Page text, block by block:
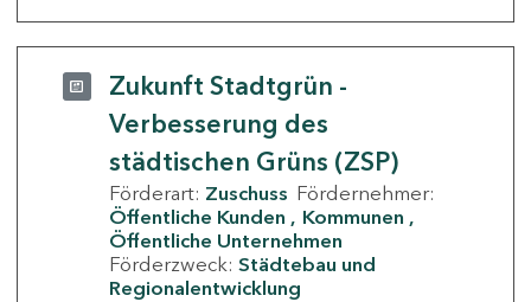
Zukunft Stadtgrün -
Verbesserung des
städtischen Grüns (ZSP)
Förderart: Zuschuss Fördernehmer:
Öffentliche Kunden
Kommunen
Öffentliche Unternehmen
Förderzweck: Städtebau und
Regionalentwicklung